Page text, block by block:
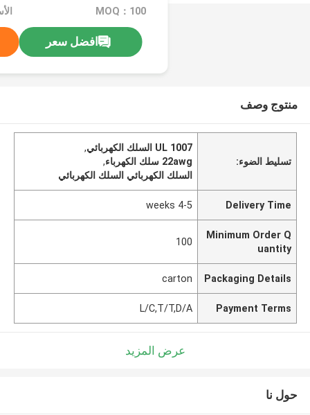
MOQ：100
افضل سعر
منتوج وصف
تسليط الضوء:
UL 1007 السلك الكهربائي
,
22awg سلك الكهرباء
,
السلك الكهربائي السلك الكهربائي
Delivery Time
4-5 weeks
Minimum Order Q
uantity
100
Packaging Details
carton
Payment Terms
L/C,T/T,D/A
عرض المزيد
حول نا